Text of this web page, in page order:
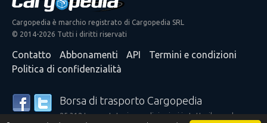
Cargopedia è marchio registrato di Cargopedia SRL
© 2014-2026 Tutti i diritti riservati
Contatto Abbonamenti API
Termini e condizioni
Politica di confidenzialità
Borsa di trasporto Cargopedia
25.312 trasportatori e spedizionieri in tutto il mondo